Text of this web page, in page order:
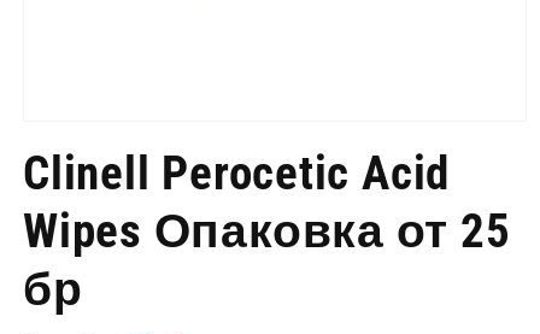
1
в
режим
Clinell Perocetic Acid
Wipes Опаковка от 25
бр